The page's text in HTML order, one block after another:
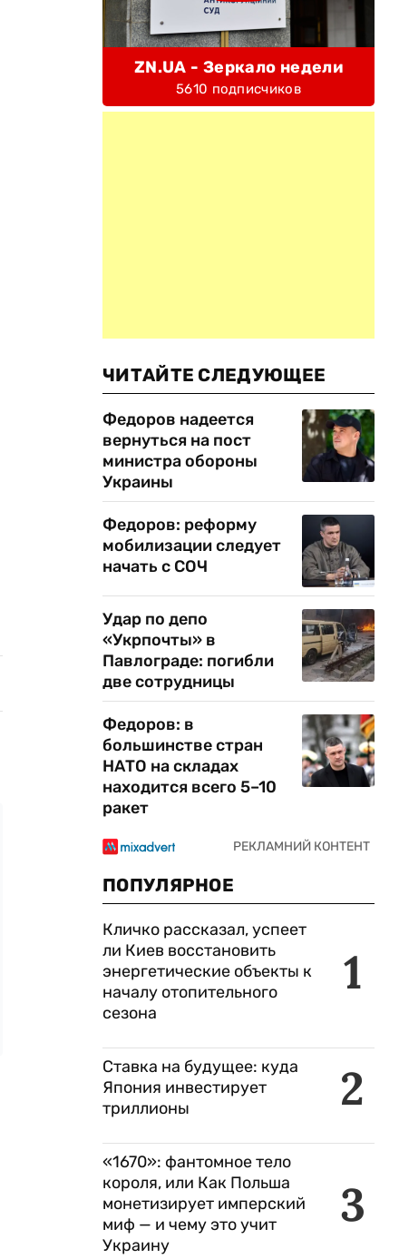
ZN.UA - Зеркало недели
5610 подписчиков
ЧИТАЙТЕ СЛЕДУЮЩЕЕ
Федоров надеется
вернуться на пост
министра обороны
Украины
Федоров: реформу
мобилизации следует
начать с СОЧ
Удар по депо
«Укрпочты» в
Павлограде: погибли
две сотрудницы
Федоров: в
большинстве стран
НАТО на складах
находится всего 5–10
ракет
ПОПУЛЯРНОЕ
1
Кличко рассказал, успеет
ли Киев восстановить
энергетические объекты к
началу отопительного
сезона
2
Ставка на будущее: куда
Япония инвестирует
триллионы
3
«1670»: фантомное тело
короля, или Как Польша
монетизирует имперский
миф — и чему это учит
Украину